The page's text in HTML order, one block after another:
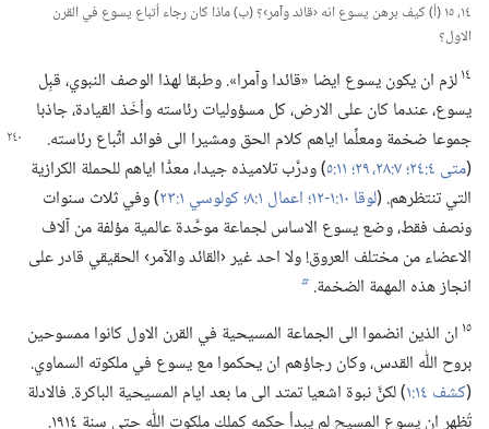
١٤،‏ ١٥ (‏أ)‏ كيف برهن يسوع انه ‹قائد وآمر›؟‏ (‏ب)‏ ماذا كان رجاء أتباع يسوع في القرن
الاول؟‏
١٤لزم ان يكون يسوع ايضا «قائدا وآمرا».‏ وطبقا لهذا الوصف النبوي،‏ قبِل
يسوع،‏ عندما كان على الارض،‏ كل مسؤوليات رئاسته وأخَذ القيادة،‏ جاذبا
جموعا ضخمة ومعلِّما اياهم كلام الحق ومشيرا الى فوائد اتِّباع رئاسته.‏
(‏متى ٤:‏٢٤؛‏
‏)‏ ودرَّب تلاميذه جيدا،‏ معدًّا اياهم للحملة الكرازية
التي تنتظرهم.‏ (‏لوقا ١٠:‏​١-‏١٢؛‏ اعمال ١:‏٨؛‏ كولوسي ١:‏٢٣
‏)‏ وفي ثلاث سنوات
ونصف فقط،‏ وضع يسوع الاساس لجماعة موحَّدة عالمية مؤلفة من آلاف
الاعضاء من مختلف العروق!‏ ولا احد غير ‹القائد والآمر› الحقيقي قادر على
انجاز هذه المهمة الضخمة.‏ b
١٥ ان الذين انضموا الى الجماعة المسيحية في القرن الاول كانوا ممسوحين
بروح اللّٰه القدس،‏ وكان رجاؤهم ان يحكموا مع يسوع في ملكوته السماوي.‏
(‏كشف ١٤:‏١
‏)‏ لكنَّ نبوة اشعيا تمتد الى ما بعد ايام المسيحية الباكرة.‏ فالادلة